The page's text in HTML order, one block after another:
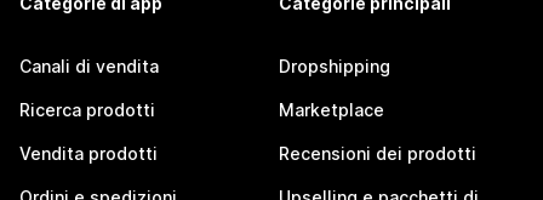
Canali di vendita
Ricerca prodotti
Vendita prodotti
Dropshipping
Marketplace
Recensioni dei prodotti